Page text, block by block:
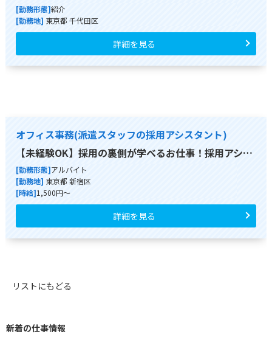
[勤務形態]紹介
[勤務地] 東京都 千代田区
詳細を見る
オフィス事務(派遣スタッフの採用アシスタント)
【未経験OK】採用の裏側が学べるお仕事！採用アシ…
[勤務形態]アルバイト
[勤務地] 東京都 新宿区
[時給]1,500円～
詳細を見る
リストにもどる
新着の仕事情報